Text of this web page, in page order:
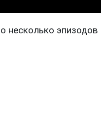
несколько эпизодов